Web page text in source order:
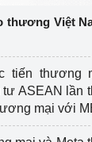
thương Việt
tiến thương
ASEAN lần
mại với